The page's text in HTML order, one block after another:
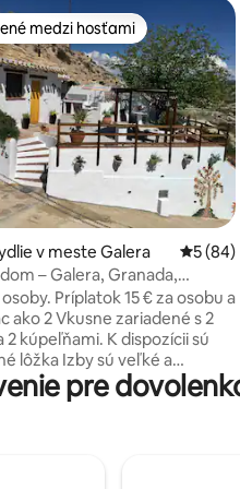
z 5, počet hodnotení: 177
medzi hosťami
medzi hosťami
v meste Galera
5 (84)
– Galera, Granada,
– Vlastné stravovanie
Príplatok 15 € za osobu a
ako 2 Vkusne zariadené s 2
2 kúpeľňami. K dispozícii sú
sú veľké a
dom je stále útulný a
v lete chladný Bielizeň je zo
pre